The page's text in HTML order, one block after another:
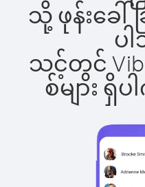
သို့ ဖုန်းခေ
ပ
သင့်တွင်
စ်များ